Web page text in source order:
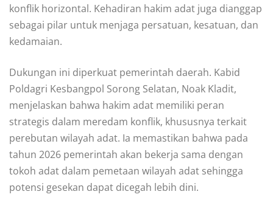
konflik horizontal. Kehadiran hakim adat juga dianggap
sebagai pilar untuk menjaga persatuan, kesatuan, dan
kedamaian.
Dukungan ini diperkuat pemerintah daerah. Kabid
Poldagri Kesbangpol Sorong Selatan, Noak Kladit,
menjelaskan bahwa hakim adat memiliki peran
strategis dalam meredam konflik, khususnya terkait
perebutan wilayah adat. Ia memastikan bahwa pada
tahun 2026 pemerintah akan bekerja sama dengan
tokoh adat dalam pemetaan wilayah adat sehingga
potensi gesekan dapat dicegah lebih dini.